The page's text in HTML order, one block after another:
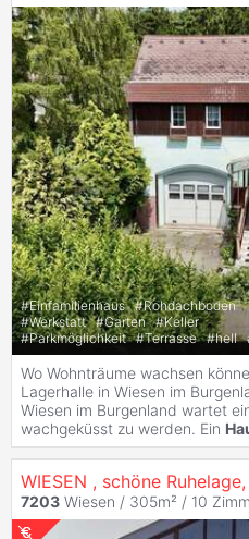
#Einfamilienhaus #Rohdachboden
#Werkstatt #Garten #Keller
#Parkmöglichkeit #Terrasse #hell
Wo Wohnträume wachsen
Lagerhalle in Wiesen im
Wiesen im Burgenland wartet
wachgeküsst zu werden. Ein
7203 Wiesen / 305m² / 10